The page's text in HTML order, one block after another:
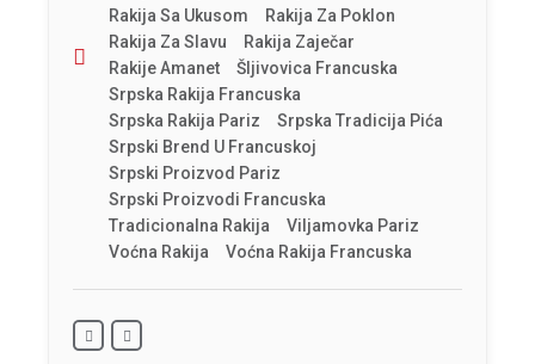
Rakija Sa Ukusom
Rakija Za Poklon
Rakija Za Slavu
Rakija Zaječar
Rakije Amanet
Šljivovica Francuska
Srpska Rakija Francuska
Srpska Rakija Pariz
Srpska Tradicija Pića
Srpski Brend U Francuskoj
Srpski Proizvod Pariz
Srpski Proizvodi Francuska
Tradicionalna Rakija
Viljamovka Pariz
Voćna Rakija
Voćna Rakija Francuska